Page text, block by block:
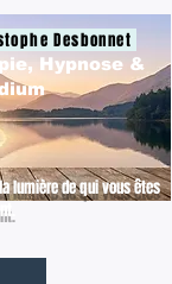
Desbonnet
lumière de qui vous êtes
Hypnose &